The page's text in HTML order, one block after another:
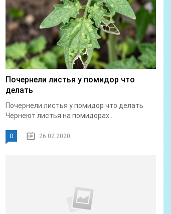
Почернели листья у помидор что
делать
Почернели листья у помидор что делать
Чернеют листья на помидорах...
0 26.02.2020